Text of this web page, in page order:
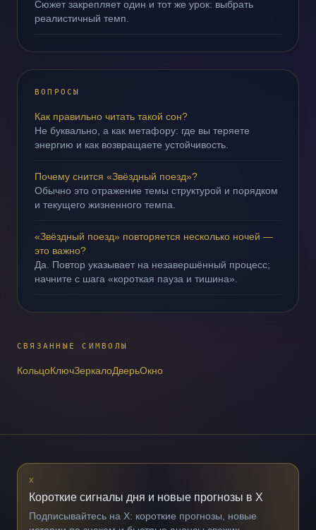
Сюжет закрепляет один и тот же урок: выбрать
реалистичный темп.
ВОПРОСЫ
Как правильно читать такой сон?
Не буквально, а как метафору: где вы теряете
энергию и как возвращаете устойчивость.
Почему снится «Звёздный поезд»?
Обычно это отражение темы структурой и порядком
и текущего жизненного темпа.
«Звёздный поезд» повторяется несколько ночей —
это важно?
Да. Повтор указывает на незавершённый процесс;
начните с шага «короткая пауза и тишина».
СВЯЗАННЫЕ СИМВОЛЫ
КольцоКлючЗеркалоДверьОкно
X
Короткие сигналы дня и новые прогнозы в X
Подписывайтесь на X: короткие прогнозы, новые